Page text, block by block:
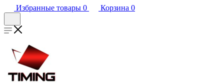
Избранные товары 0 Корзина 0